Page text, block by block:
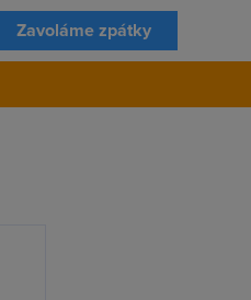
Zavoláme zpátky